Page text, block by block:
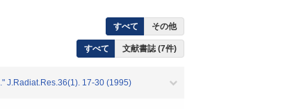
すべて その他
すべて 文献書誌 (7件)
J.Radiat.Res.36(1). 17-30 (1995)